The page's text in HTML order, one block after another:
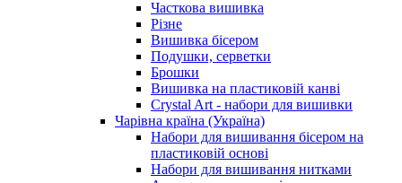
Часткова вишивка
Різне
Вишивка бісером
Подушки, серветки
Брошки
Вишивка на пластиковій канві
Crystal Art - набори для вишивки
Чарівна країна (Україна)
Набори для вишивання бісером на
пластиковій основі
Набори для вишивання нитками